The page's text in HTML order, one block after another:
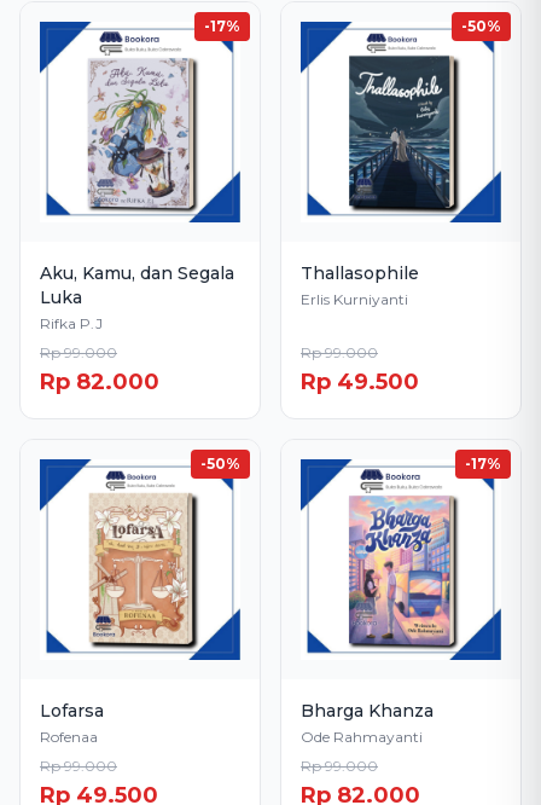
-17%
Aku, Kamu, dan Segala
Luka
Rifka P.J
Rp 99.000
Rp 82.000
-50%
Thallasophile
Erlis Kurniyanti
Rp 99.000
Rp 49.500
-50%
Lofarsa
Rofenaa
Rp 99.000
Rp 49.500
-17%
Bharga Khanza
Ode Rahmayanti
Rp 99.000
Rp 82.000